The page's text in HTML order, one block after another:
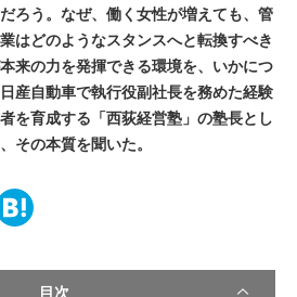
ろう。なぜ、働く女性が増えても、管
はどのようなスタンスへと転換すべき
来の力を発揮できる環境を、いかにつ
産自動車で執行役副社長を務めた経験
を育成する「西荻経営塾」の塾長とし
その本質を聞いた。
目次